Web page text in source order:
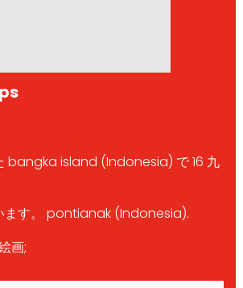
bangka island (Indonesia) で 16 九
す。 pontianak (Indonesia).
画;